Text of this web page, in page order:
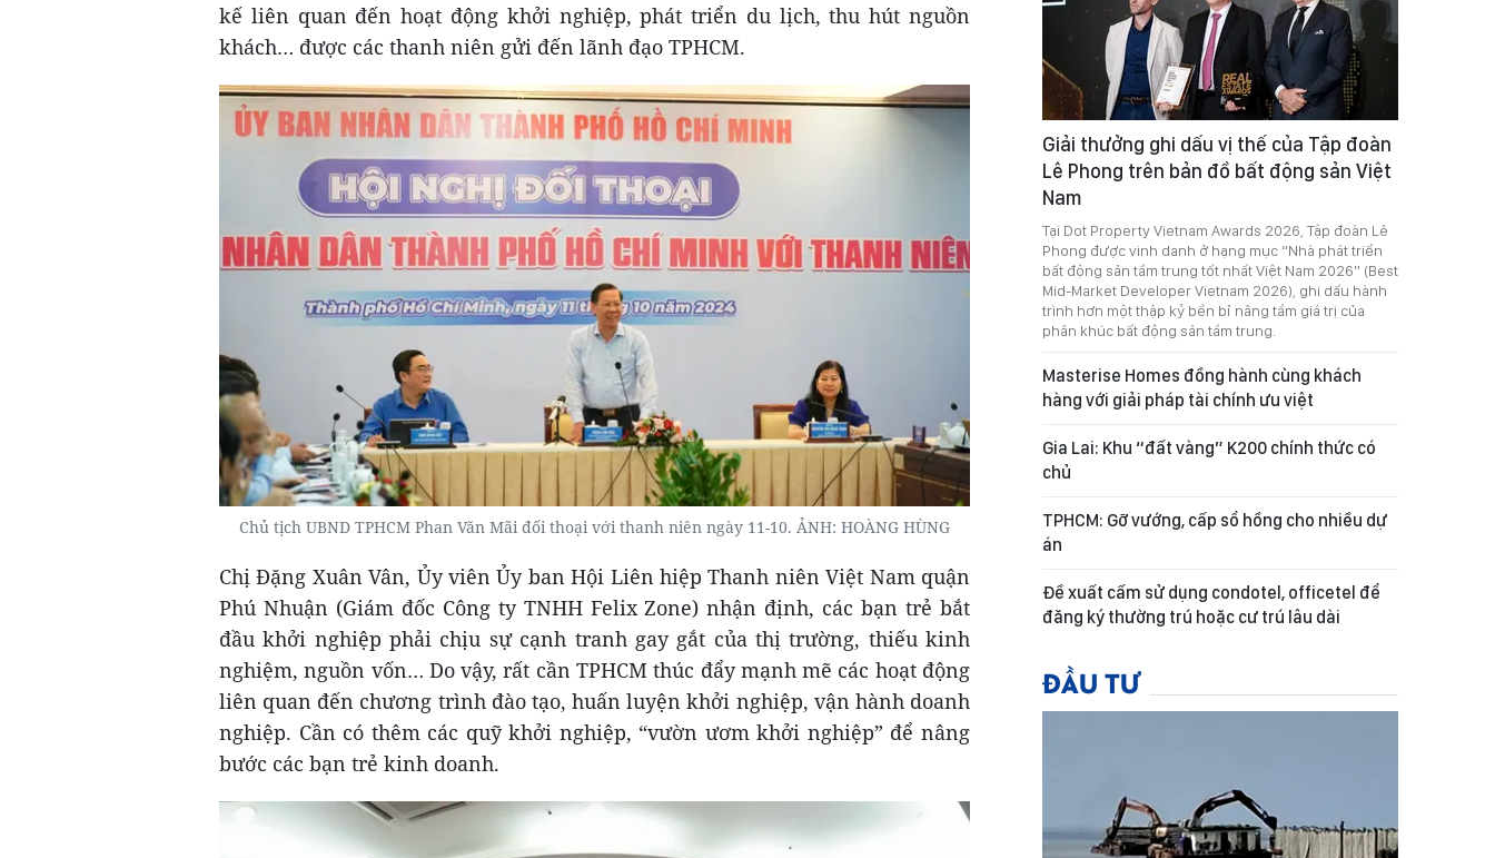
kế liên quan đến hoạt động khởi nghiệp, phát triển du lịch, thu hút nguồn
khách… được các thanh niên gửi đến lãnh đạo TPHCM.
Chủ tịch UBND TPHCM Phan Văn Mãi đối thoại với thanh niên ngày 11-10. ẢNH: HOÀNG HÙNG
Chị Đặng Xuân Vân, Ủy viên Ủy ban Hội Liên hiệp Thanh niên Việt Nam quận
Phú Nhuận (Giám đốc Công ty TNHH Felix Zone) nhận định, các bạn trẻ bắt
đầu khởi nghiệp phải chịu sự cạnh tranh gay gắt của thị trường, thiếu kinh
nghiệm, nguồn vốn… Do vậy, rất cần TPHCM thúc đẩy mạnh mẽ các hoạt động
liên quan đến chương trình đào tạo, huấn luyện khởi nghiệp, vận hành doanh
nghiệp. Cần có thêm các quỹ khởi nghiệp, “vườn ươm khởi nghiệp” để nâng
bước các bạn trẻ kinh doanh.
Giải thưởng ghi dấu vị thế của Tập đoàn
Lê Phong trên bản đồ bất động sản Việt
Nam
Tại Dot Property Vietnam Awards 2026, Tập đoàn Lê
Phong được vinh danh ở hạng mục “Nhà phát triển
bất động sản tầm trung tốt nhất Việt Nam 2026” (Best
Mid-Market Developer Vietnam 2026), ghi dấu hành
trình hơn một thập kỷ bền bỉ nâng tầm giá trị của
phân khúc bất động sản tầm trung.
Masterise Homes đồng hành cùng khách
hàng với giải pháp tài chính ưu việt
Gia Lai: Khu “đất vàng” K200 chính thức có
chủ
TPHCM: Gỡ vướng, cấp sổ hồng cho nhiều dự
án
Đề xuất cấm sử dụng condotel, officetel để
đăng ký thường trú hoặc cư trú lâu dài
ĐẦU TƯ